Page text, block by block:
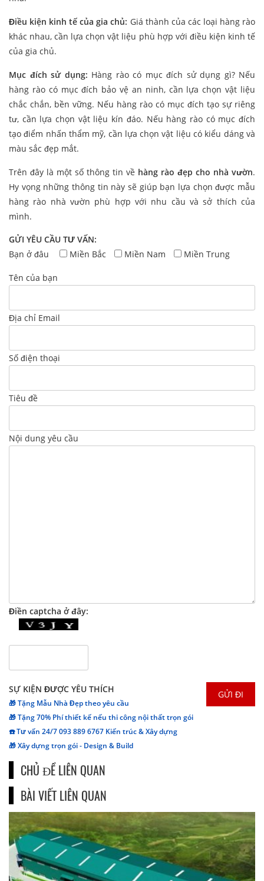
Điều kiện kinh tế của gia chủ: Giá thành của các loại hàng rào
khác nhau, cần lựa chọn vật liệu phù hợp với điều kiện kinh tế
của gia chủ.
Mục đích sử dụng: Hàng rào có mục đích sử dụng gì? Nếu
hàng rào có mục đích bảo vệ an ninh, cần lựa chọn vật liệu
chắc chắn, bền vững. Nếu hàng rào có mục đích tạo sự riêng
tư, cần lựa chọn vật liệu kín đáo. Nếu hàng rào có mục đích
tạo điểm nhấn thẩm mỹ, cần lựa chọn vật liệu có kiểu dáng và
màu sắc đẹp mắt.
Trên đây là một số thông tin về hàng rào đẹp cho nhà vườn.
Hy vọng những thông tin này sẽ giúp bạn lựa chọn được mẫu
hàng rào nhà vườn phù hợp với nhu cầu và sở thích của
mình.
GỬI YÊU CẦU TƯ VẤN:
Bạn ở đâu
Miền Bắc Miền Nam Miền Trung
Tên của bạn
Địa chỉ Email
Số điện thoại
Tiêu đề
Nội dung yêu cầu
Điền captcha ở đây:
SỰ KIỆN ĐƯỢC YÊU THÍCH
🎁 Tặng Mẫu Nhà Đẹp theo yêu cầu
🎁 Tặng 70% Phí thiết kế nếu thi công nội thất trọn gói
☎️ Tư vấn 24/7 093 889 6767 Kiến trúc & Xây dựng
🎁 Xây dựng trọn gói - Design & Build
CHỦ ĐỀ LIÊN QUAN
BÀI VIẾT LIÊN QUAN